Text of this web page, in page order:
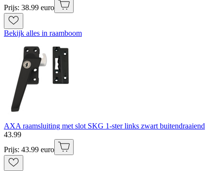
Prijs: 38.99 euro
Bekijk alles in raamboom
AXA raamsluiting met slot SKG 1-ster links zwart buitendraaiend
43.99
Prijs: 43.99 euro